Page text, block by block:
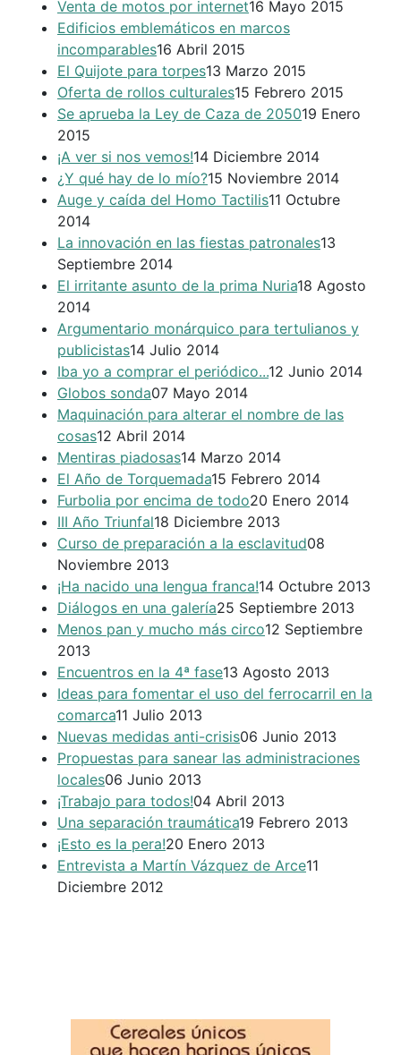
Venta de motos por internet16 Mayo 2015
Edificios emblemáticos en marcos
incomparables16 Abril 2015
El Quijote para torpes13 Marzo 2015
Oferta de rollos culturales15 Febrero 2015
Se aprueba la Ley de Caza de 205019 Enero
2015
¡A ver si nos vemos!14 Diciembre 2014
¿Y qué hay de lo mío?15 Noviembre 2014
Auge y caída del Homo Tactilis11 Octubre
2014
La innovación en las fiestas patronales13
Septiembre 2014
El irritante asunto de la prima Nuria18 Agosto
2014
Argumentario monárquico para tertulianos y
publicistas14 Julio 2014
Iba yo a comprar el periódico...12 Junio 2014
Globos sonda07 Mayo 2014
Maquinación para alterar el nombre de las
cosas12 Abril 2014
Mentiras piadosas14 Marzo 2014
El Año de Torquemada15 Febrero 2014
Furbolia por encima de todo20 Enero 2014
III Año Triunfal18 Diciembre 2013
Curso de preparación a la esclavitud08
Noviembre 2013
¡Ha nacido una lengua franca!14 Octubre 2013
Diálogos en una galería25 Septiembre 2013
Menos pan y mucho más circo12 Septiembre
2013
Encuentros en la 4ª fase13 Agosto 2013
Ideas para fomentar el uso del ferrocarril en la
comarca11 Julio 2013
Nuevas medidas anti-crisis06 Junio 2013
Propuestas para sanear las administraciones
locales06 Junio 2013
¡Trabajo para todos!04 Abril 2013
Una separación traumática19 Febrero 2013
¡Esto es la pera!20 Enero 2013
Entrevista a Martín Vázquez de Arce11
Diciembre 2012